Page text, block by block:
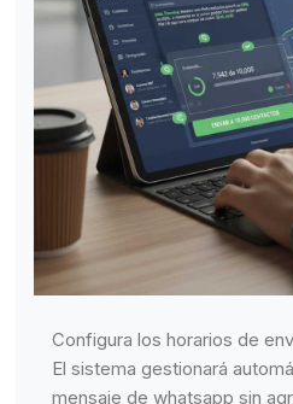
Configura los horarios de
El sistema gestionará
mensaje de whatsapp sin